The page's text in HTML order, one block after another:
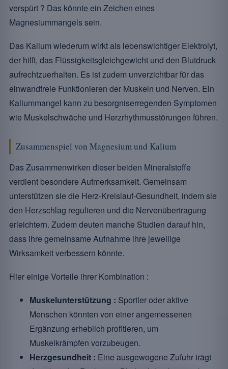
verspürt ? Das könnte ein Zeichen eines
Magnesiummangels sein.
Das Kalium wiederum wirkt als lebenswichtiger Elektrolyt,
der hilft, das Flüssigkeitsgleichgewicht und den Blutdruck
aufrechtzuerhalten. Es ist zudem unverzichtbar für das
einwandfreie Funktionieren der Muskeln und Nerven. Ein
Kaliummangel kann zu besorgniserregenden Symptomen
wie Muskelschwäche und Herzrhythmusstörungen führen.
Zusammenspiel von Magnesium und Kalium
Das Zusammenwirken dieser beiden Mineralstoffe
verdient besondere Aufmerksamkeit. Gemeinsam
unterstützen sie die Herz-Kreislauf-Gesundheit, indem sie
den Herzschlag regulieren und die Nervenübertragung
erleichtern. Zudem deuten manche Studien darauf hin,
dass ihre gemeinsame Aufnahme ihre jeweilige
Wirksamkeit verbessern könnte.
Hier einige Vorteile ihrer Kombination :
Muskelunterstützung : Sportler oder aktive
Menschen könnten von einer angemessenen
Ergänzung erheblich profitieren, um
Muskelkrämpfen vorzubeugen.
Herzgesundheit : Eine ausgewogene Zufuhr trägt